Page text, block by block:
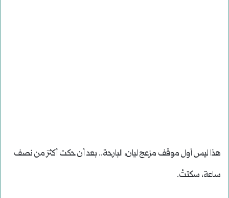
هذا ليس أول موقف مزعج ليان، البارحة.. بعد أن حكت أكثرَ من نصف
ساعة، سكتتْ.